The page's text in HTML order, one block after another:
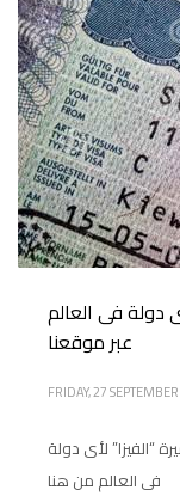
دولة فى العالم
عبر موقعنا
FRIDAY, 27
“الفيزا” لأى دولة
فى العالم من هنا